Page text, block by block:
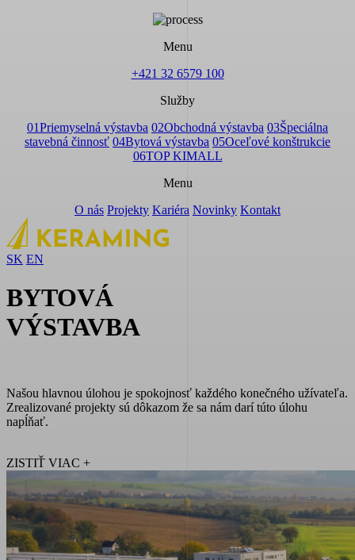
Menu
+421 32 6579 100
Služby
01Priemyselná výstavba 02Obchodná výstavba 03Špeciálna
stavebná činnosť 04Bytová výstavba 05Oceľové konštrukcie
06TOP KIMALL
Menu
O nás Projekty Kariéra Novinky Kontakt
SK EN
BYTOVÁ
VÝSTAVBA
Našou hlavnou úlohou je spokojnosť každého konečného užívateľa.
Zrealizované projekty sú dôkazom že sa nám darí túto úlohu
napĺňať.
ZISTIŤ VIAC +